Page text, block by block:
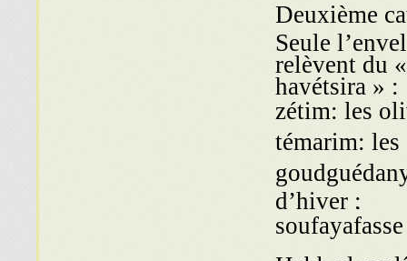
Deuxième
Seule
relèvent du
hayétsira » :
zétim: les
témarim: les
d’hiver ;